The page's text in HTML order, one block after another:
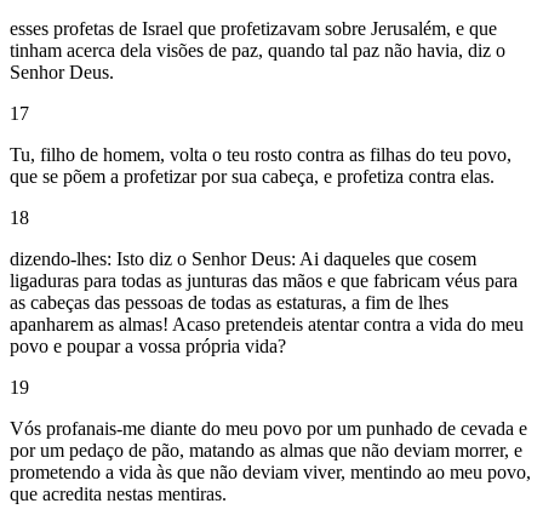
esses profetas de Israel que profetizavam sobre Jerusalém, e que
tinham acerca dela visões de paz, quando tal paz não havia, diz o
Senhor Deus.
17
Tu, filho de homem, volta o teu rosto contra as filhas do teu povo,
que se põem a profetizar por sua cabeça, e profetiza contra elas.
18
dizendo-lhes: Isto diz o Senhor Deus: Ai daqueles que cosem
ligaduras para todas as junturas das mãos e que fabricam véus para
as cabeças das pessoas de todas as estaturas, a fim de lhes
apanharem as almas! Acaso pretendeis atentar contra a vida do meu
povo e poupar a vossa própria vida?
19
Vós profanais-me diante do meu povo por um punhado de cevada e
por um pedaço de pão, matando as almas que não deviam morrer, e
prometendo a vida às que não deviam viver, mentindo ao meu povo,
que acredita nestas mentiras.